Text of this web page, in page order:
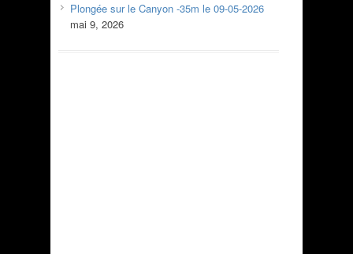
Plongée sur le Canyon -35m le 09-05-2026
mai 9, 2026